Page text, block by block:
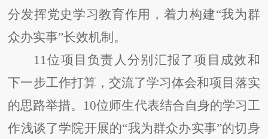
分发挥党史学习教育作用， 着力构建“我为群
众办实事”长效机制。
11位项目负责人分别汇报了项目成效和
下一步工作打算，交流了学习体会和项目落实
的思路举措。10位师生代表结合自身的学习工
作浅谈了学院开展的“我为群众办实事”的切身